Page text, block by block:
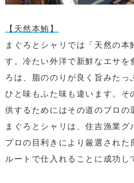
【天然本鮪】
まぐろとシャリでは「天然の本
す。冷たい外洋で新鮮なエサを
ろは、脂ののりが良く旨みたっ
ひと味もふた味も違います。そ
供するためにはその道のプロの
まぐろとシャリは、住吉漁業グ
プロの目利きにより厳選された
ルートで仕入れることに成功し